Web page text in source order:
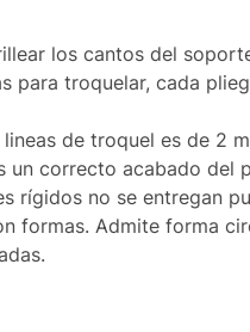
Aéreo
Marítimo
antes de las 15:00
los cantos del
para troquelar, cada
de troquel es de 2
un correcto acabado del
rígidos no se entregan
formas. Admite forma